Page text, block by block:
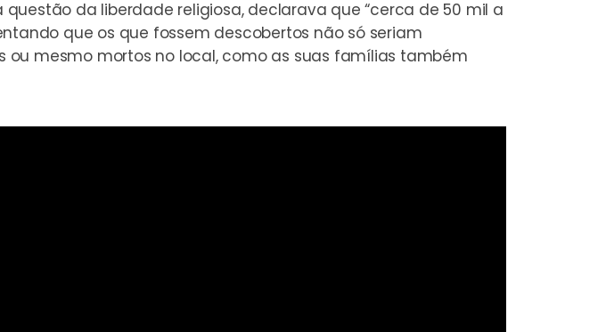
da liberdade religiosa, declarava que “cerca de 50 mil a
que os que fossem descobertos não só seriam
mesmo mortos no local, como as suas famílias também